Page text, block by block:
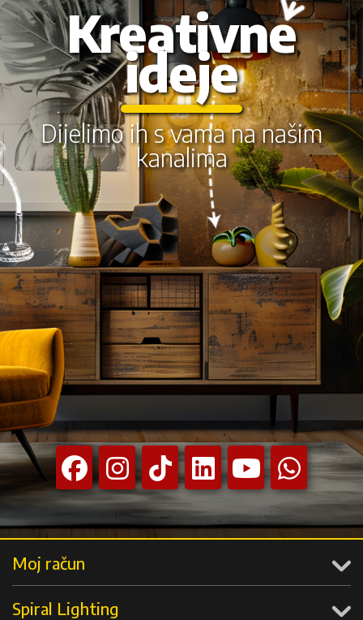
Kreativne
ideje
Dijelimo ih s vama na našim
kanalima
Moj račun
Spiral Lighting